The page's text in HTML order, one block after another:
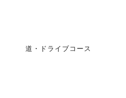
道・ドライブコース